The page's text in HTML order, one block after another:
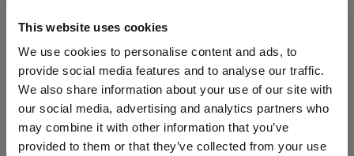
This website uses cookies
We use cookies to personalise content and ads, to
provide social media features and to analyse our traffic.
We also share information about your use of our site with
our social media, advertising and analytics partners who
may combine it with other information that you’ve
provided to them or that they’ve collected from your use
GRÖSSE & SCHNITT
PFLEGEHINWEISE
VERSAND & RÜCKGABE
STANDORT ÄNDERN
Sie besuchen Repeat cashmere von Niederlande (€) aus.
Möchten Sie Ihre Standort aktualisieren?
Vereinigte Staaten ($)